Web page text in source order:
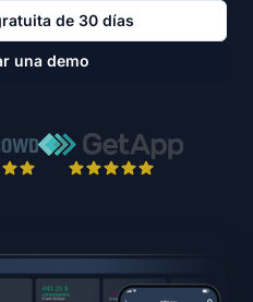
de 30 días
una demo